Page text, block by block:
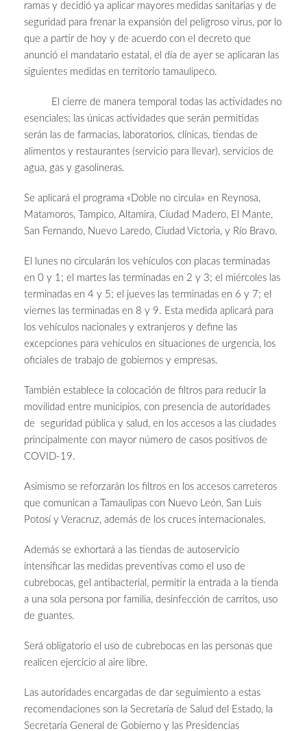
ramas y decidió ya aplicar mayores medidas sanitarias y de
seguridad para frenar la expansión del peligroso virus, por lo
que a partir de hoy y de acuerdo con el decreto que
anunció el mandatario estatal, el día de ayer se aplicaran las
siguientes medidas en territorio tamaulipeco.
El cierre de manera temporal todas las actividades no
esenciales; las únicas actividades que serán permitidas
serán las de farmacias, laboratorios, clínicas, tiendas de
alimentos y restaurantes (servicio para llevar), servicios de
agua, gas y gasolineras.
Se aplicará el programa «Doble no circula» en Reynosa,
Matamoros, Tampico, Altamira, Ciudad Madero, El Mante,
San Fernando, Nuevo Laredo, Ciudad Victoria, y Río Bravo.
El lunes no circularán los vehículos con placas terminadas
en 0 y 1; el martes las terminadas en 2 y 3; el miércoles las
terminadas en 4 y 5; el jueves las terminadas en 6 y 7; el
viernes las terminadas en 8 y 9. Esta medida aplicará para
los vehículos nacionales y extranjeros y define las
excepciones para vehículos en situaciones de urgencia, los
oficiales de trabajo de gobiernos y empresas.
También establece la colocación de filtros para reducir la
movilidad entre municipios, con presencia de autoridades
de seguridad pública y salud, en los accesos a las ciudades
principalmente con mayor número de casos positivos de
COVID-19.
Asimismo se reforzarán los filtros en los accesos carreteros
que comunican a Tamaulipas con Nuevo León, San Luis
Potosí y Veracruz, además de los cruces internacionales.
Además se exhortará a las tiendas de autoservicio
intensificar las medidas preventivas como el uso de
cubrebocas, gel antibacterial, permitir la entrada a la tienda
a una sola persona por familia, desinfección de carritos, uso
de guantes.
Será obligatorio el uso de cubrebocas en las personas que
realicen ejercicio al aire libre.
Las autoridades encargadas de dar seguimiento a estas
recomendaciones son la Secretaría de Salud del Estado, la
Secretaría General de Gobierno y las Presidencias